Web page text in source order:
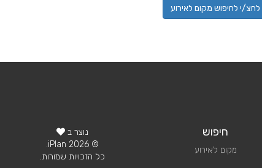
לחצ/י לחיפוש מקום לאירוע
חיפוש
מקום לאירוע
נוצר ב
© 2026 iPlan.
כל הזכויות שמורות.